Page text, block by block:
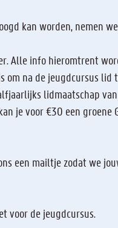
kan worden, nemen
Alle info hieromtrent
om na de jeugdcursus lid
lidmaatschap
je voor €30 een
een mailtje zodat we
voor de jeugdcursus.